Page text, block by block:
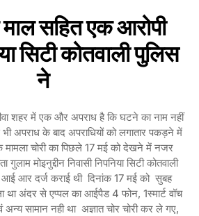
सहित एक आरोपी
सिटी कोतवाली पुलिस
ने
शहर में एक और अपराध है कि घटने का नाम नहीं
अपराध के बाद अपराधियों को लगातार पकड़ने में
मामला चोरी का पिछले 17 मई को देखने में नजर
मोइनुद्दीन निवासी निपनिया सिटी कोतवाली
आर दर्ज कराई थी दिनांक 17 मई को सुबह
था अंदर से एप्पल का आईपैड 4 फोन, 1स्मार्ट वॉच
सामान नही था अज्ञात चोर चोरी कर ले गए,